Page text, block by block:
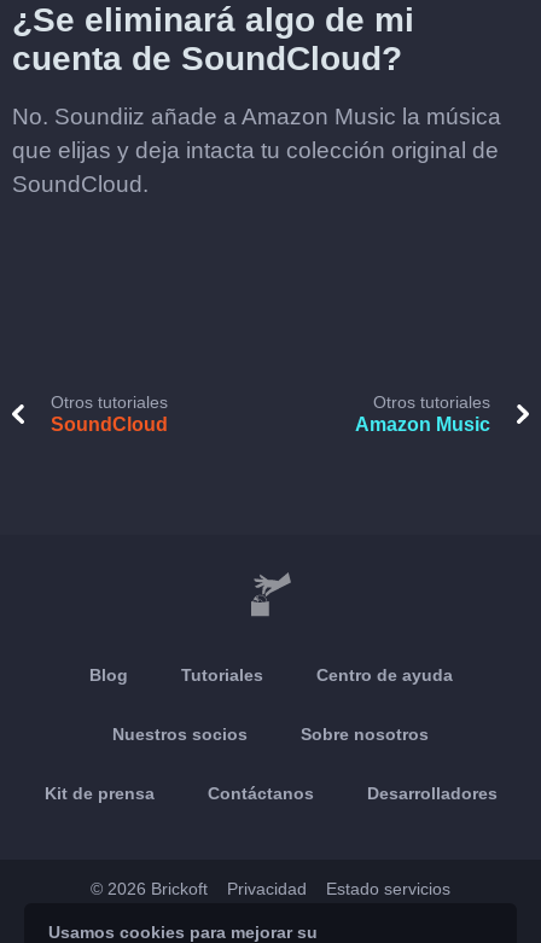
¿Se eliminará algo de mi
cuenta de SoundCloud?
No. Soundiiz añade a Amazon Music la música
que elijas y deja intacta tu colección original de
SoundCloud.
Otros tutoriales
SoundCloud
Otros tutoriales
Amazon Music
Blog Tutoriales Centro de ayuda
Nuestros socios Sobre nosotros
Kit de prensa Contáctanos Desarrolladores
© 2026 Brickoft Privacidad Estado servicios
Usamos cookies para mejorar su